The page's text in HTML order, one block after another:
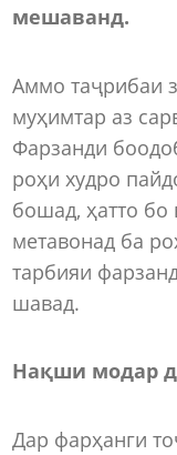
мешаванд.
Аммо таҷрибаи
муҳимтар аз
Фарзанди
роҳи худро
бошад, ҳатто бо
метавонад ба
тарбияи
шавад.
Нақши модар
Дар фарҳанги